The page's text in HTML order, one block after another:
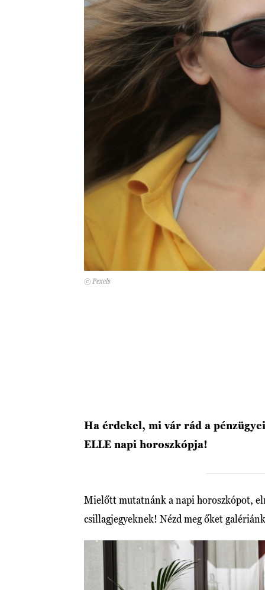
© Pexels
Ha érdekel, mi vár rád a
ELLE napi horoszkópja!
Mielőtt mutatnánk a napi horoszkópot,
csillagjegyeknek! Nézd meg őket